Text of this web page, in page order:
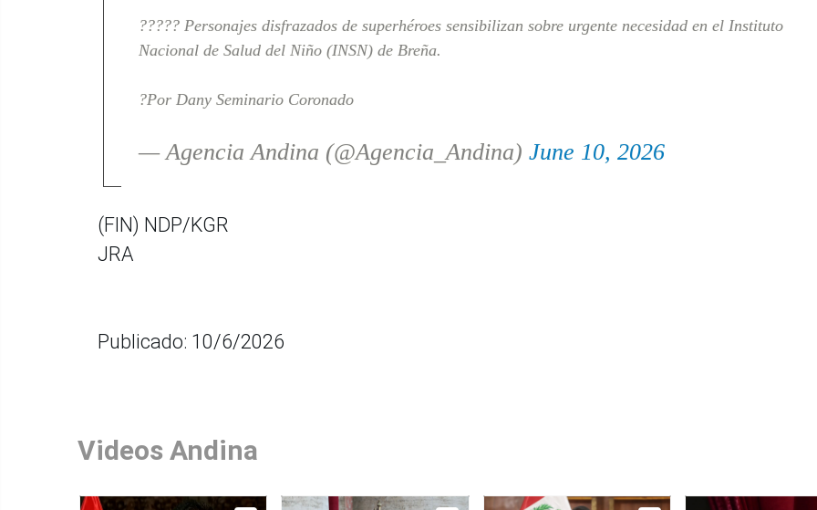
????? Personajes disfrazados de superhéroes sensibilizan sobre urgente necesidad en el Instituto
Nacional de Salud del Niño (INSN) de Breña.
?Por Dany Seminario Coronado
— Agencia Andina (@Agencia_Andina) June 10, 2026
(FIN) NDP/KGR
JRA
Publicado: 10/6/2026
Videos Andina